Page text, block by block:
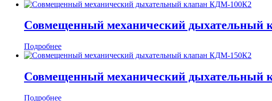
Совмещенный механический дыхательный
Подробнее
Совмещенный механический дыхательный
Подробнее